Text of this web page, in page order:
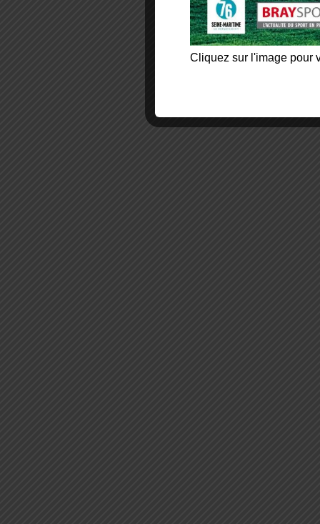
Cliquez sur l'image pour